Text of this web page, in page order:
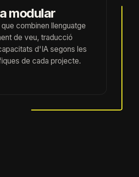
modular
combinen llenguatge
de veu, traducció
d'IA segons les
de cada projecte.